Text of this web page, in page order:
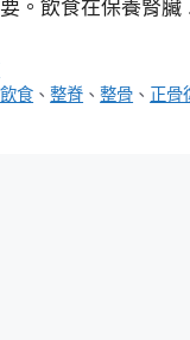
。飲食在保養腎臟
食 、整脊 、整骨 、 正骨